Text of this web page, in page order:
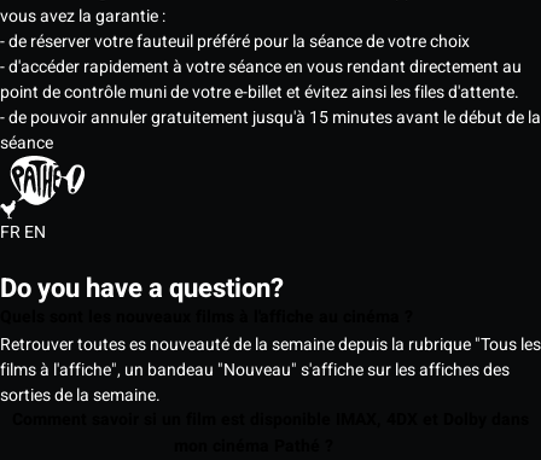
vous avez la garantie :
- de réserver votre fauteuil préféré pour la séance de votre choix
- d'accéder rapidement à votre séance en vous rendant directement au
point de contrôle muni de votre e-billet et évitez ainsi les files d'attente.
- de pouvoir annuler gratuitement jusqu'à 15 minutes avant le début de la
séance
FREN
Do you have a question?
Retrouver toutes es nouveauté de la semaine depuis la rubrique "Tous les
films à l'affiche", un bandeau "Nouveau" s'affiche sur les affiches des
sorties de la semaine.